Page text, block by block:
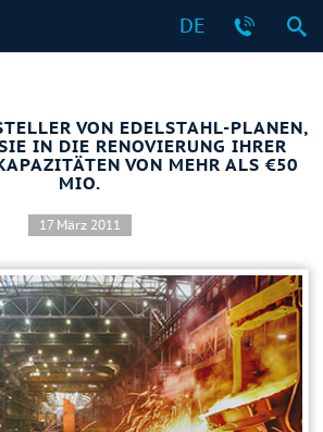
DE
VON EDELSTAHL-PLANEN,
IN DIE RENOVIERUNG IHRER
VON MEHR ALS €50
MIO.
17 März 2011